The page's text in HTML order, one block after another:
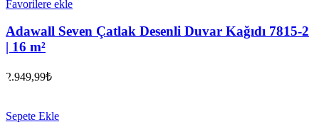
Favorilere ekle
Adawall Seven Çatlak Desenli Duvar Kağıdı 7815-2
| 16 m²
2.949,99₺
Sepete Ekle